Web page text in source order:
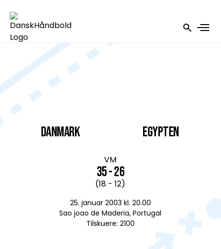
DANMARK
VM
35 - 26
(18 - 12)
25. januar 2003 kl. 20.00
Sao joao de Maderia, Portugal
Tilskuere: 2100
Egypten